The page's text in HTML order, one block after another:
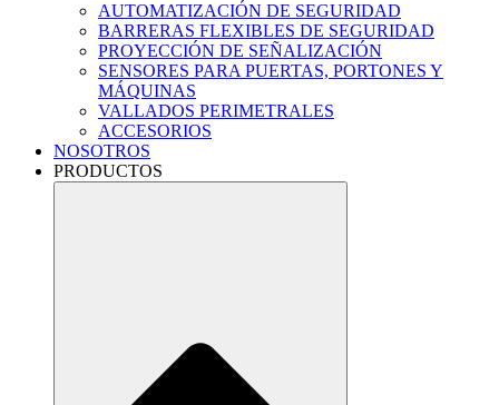
AUTOMATIZACIÓN DE SEGURIDAD
BARRERAS FLEXIBLES DE SEGURIDAD
PROYECCIÓN DE SEÑALIZACIÓN
SENSORES PARA PUERTAS, PORTONES Y
MÁQUINAS
VALLADOS PERIMETRALES
ACCESORIOS
NOSOTROS
PRODUCTOS